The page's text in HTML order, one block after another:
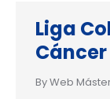
Liga
Cáncer
ByWeb